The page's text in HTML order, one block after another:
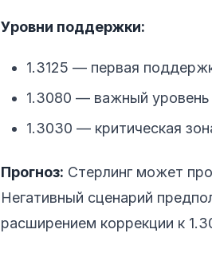
Уровни поддержки:
1.3125 — первая
1.3080 — важный уровень
1.3030 — критическая
Прогноз: Стерлинг может
Негативный сценарий
расширением коррекции к